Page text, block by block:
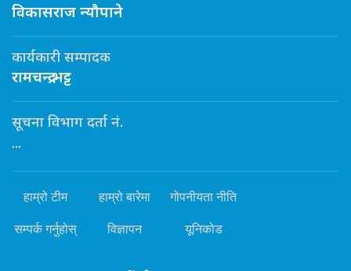
विकासराज न्यौपाने
कार्यकारी सम्पादक
रामचन्द्र भट्ट
सूचना विभाग दर्ता नं.
...
हाम्रो टीम हाम्रो बारेमा गोपनीयता नीति
सम्पर्क गर्नुहोस् विज्ञापन यूनिकोड